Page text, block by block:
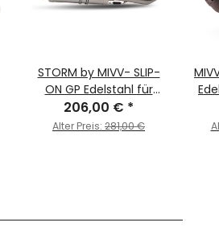
STORM by MIVV- SLIP-
ON GP Edelstahl für
HONDA INTEGRA 750 Bj.
2016 > 2020
206,00 € *
Alter Preis: 281,00 €